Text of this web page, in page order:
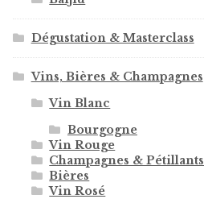
Dégustation & Masterclass
Vins, Bières & Champagnes
Vin Blanc
Bourgogne
Vin Rouge
Champagnes & Pétillants
Bières
Vin Rosé